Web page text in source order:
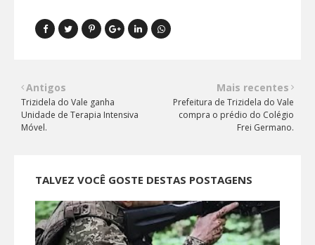
Mais recentes
Prefeitura de Trizidela do Vale
compra o prédio do Colégio
Frei Germano.
Antigos
Trizidela do Vale ganha
Unidade de Terapia Intensiva
Móvel.
TALVEZ VOCÊ GOSTE DESTAS POSTAGENS